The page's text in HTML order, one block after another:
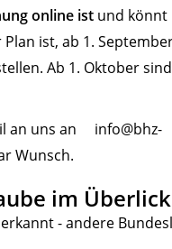
online ist und könnt
ist, ab 1.
Ab 1. Oktober
an uns an info@bhz-
Wunsch.
im Überlick
- andere